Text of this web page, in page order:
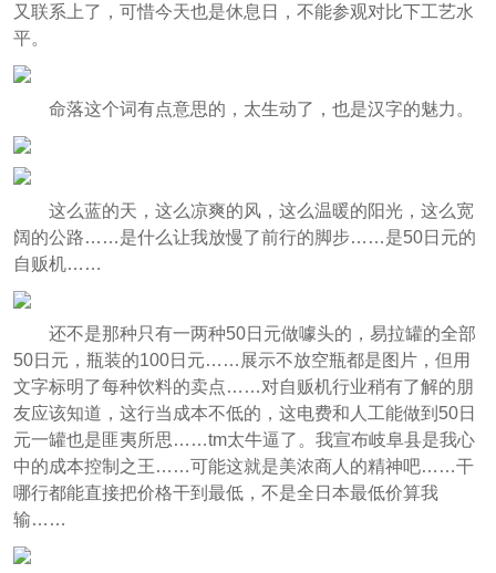
又联系上了，可惜今天也是休息日，不能参观对比下工艺水
平。
命落这个词有点意思的，太生动了，也是汉字的魅力。
这么蓝的天，这么凉爽的风，这么温暖的阳光，这么宽
阔的公路……是什么让我放慢了前行的脚步……是50日元的
自贩机……
还不是那种只有一两种50日元做噱头的，易拉罐的全部
50日元，瓶装的100日元……展示不放空瓶都是图片，但用
文字标明了每种饮料的卖点……对自贩机行业稍有了解的朋
友应该知道，这行当成本不低的，这电费和人工能做到50日
元一罐也是匪夷所思……tm太牛逼了。我宣布岐阜县是我心
中的成本控制之王……可能这就是美浓商人的精神吧……干
哪行都能直接把价格干到最低，不是全日本最低价算我
输……